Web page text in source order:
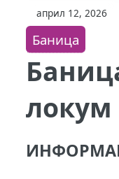
април 12, 2026
Баница
локум